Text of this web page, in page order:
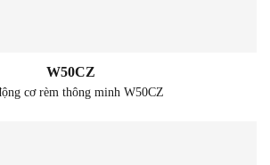
W50CZ
cơ rèm thông minh W50CZ